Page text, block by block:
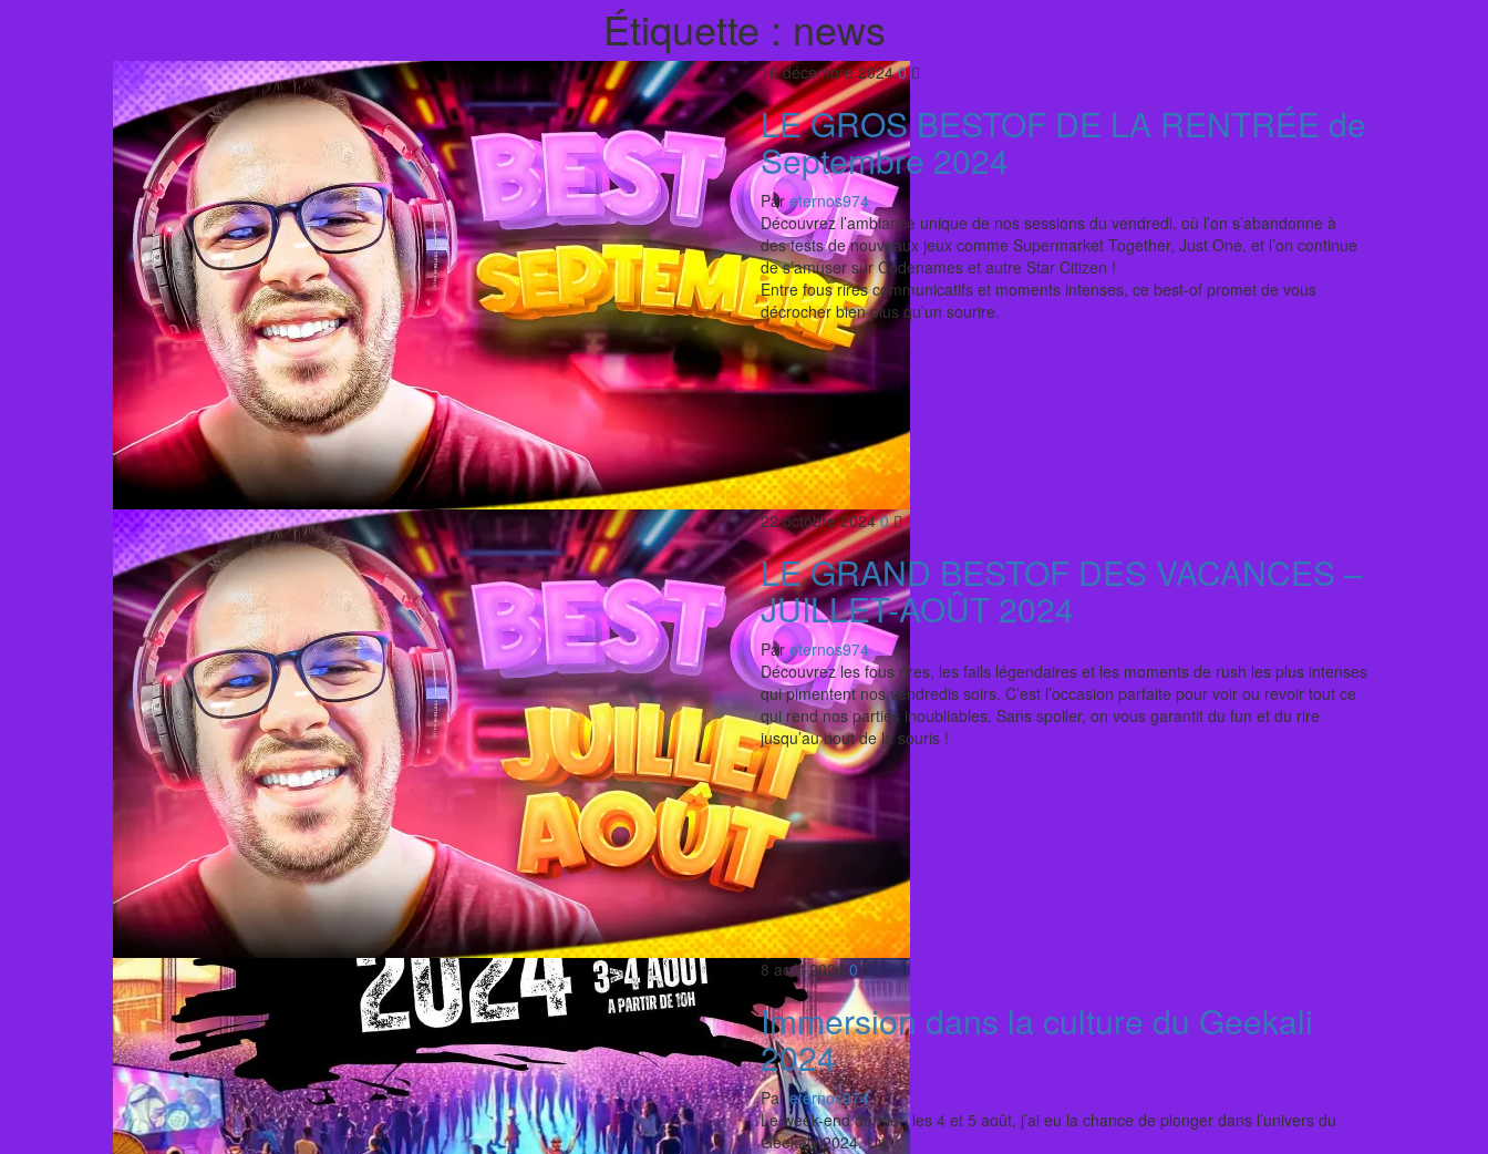
Étiquette : news
16 décembre 20240
LE GROS BESTOF DE LA RENTRÉE de
Septembre 2024
Pareternos974
Découvrez l’ambiance unique de nos sessions du vendredi, où l’on s’abandonne à
des tests de nouveaux jeux comme Supermarket Together, Just One, et l’on continue
de s’amuser sur Codenames et autre Star Citizen !
Entre fous rires communicatifs et moments intenses, ce best-of promet de vous
décrocher bien plus qu’un sourire.
22 octobre 20240
LE GRAND BESTOF DES VACANCES –
JUILLET-AOÛT 2024
Pareternos974
Découvrez les fous rires, les fails légendaires et les moments de rush les plus intenses
qui pimentent nos vendredis soirs. C’est l’occasion parfaite pour voir ou revoir tout ce
qui rend nos parties inoubliables. Sans spoiler, on vous garantit du fun et du rire
jusqu’au bout de la souris !
8 août 2024 0
Immersion dans la culture du Geekali
2024
Pareternos974
Le week-end dernier, les 4 et 5 août, j’ai eu la chance de plonger dans l’univers du
Geekaly 2024. Un…